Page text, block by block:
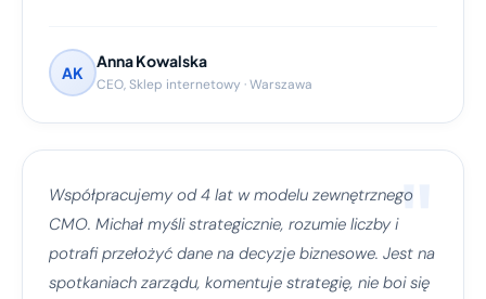
AK
Anna Kowalska
CEO, Sklep internetowy · Warszawa
"
Współpracujemy od 4 lat w modelu zewnętrznego
CMO. Michał myśli strategicznie, rozumie liczby i
potrafi przełożyć dane na decyzje biznesowe. Jest na
spotkaniach zarządu, komentuje strategię, nie boi się